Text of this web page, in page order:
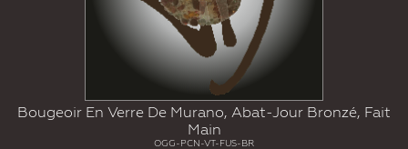
Bougeoir En Verre De Murano, Abat-Jour Bronzé, Fait
Main
OGG-PCN-VT-FUS-BR